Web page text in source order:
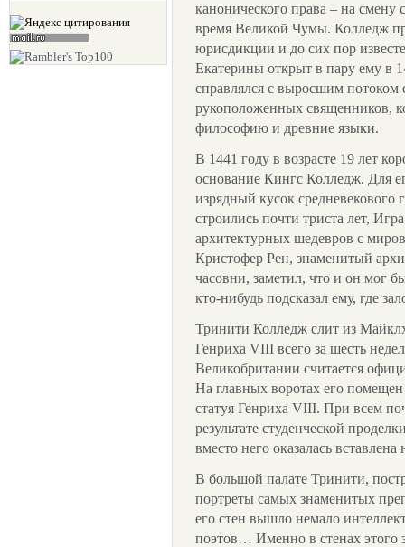
канонического права – на
время Великой Чумы. Колледж
юрисдикции и до сих пор
Екатерины открыт в пару ему в
справлялся с выросшим потоком
рукоположенных священников,
философию и древние языки.
В 1441 году в возрасте 19 лет
основание Кингс Колледж. Для
изрядный кусок
строились почти триста лет,
архитектурных шедевров с
Кристофер Рен, знаменитый
часовни, заметил, что и он мог
кто-нибудь подсказал ему, где
Тринити Колледж слит из
Генриха VIII всего за шесть
Великобритании считается
На главных воротах его
статуя Генриха VIII. При всем
результате студенческой
вместо него оказалась
В большой палате Тринити,
портреты самых знаменитых
его стен вышло немало
поэтов… Именно в стенах этого